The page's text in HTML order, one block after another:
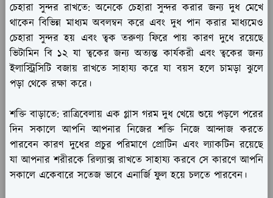
চেহারা সুন্দর রাখতে: অনেকে চেহারা সুন্দর করার জন্য দুধ মেখে
থাকেন বিভিন্ন মাধ্যম অবলম্বন করে এবং দুধ পান করার মাধ্যমেও
চেহারা সুন্দর হয় এবং ত্বক তরুণ্য ফিরে পায় কারণ দুধে রয়েছে
ভিটামিন বি ১২ যা ত্বকের জন্য অত্যন্ত কার্যকরী এবং ত্বকের জন্য
ইলাস্ট্রিসিটি বজায় রাখতে সাহায্য করে যা বয়স হলে চামড়া ঝুলে
পড়া থেকে রক্ষা করে।
শক্তি বাড়াতে: রাত্রিবেলায় এক গ্লাস গরম দুধ খেয়ে শুয়ে পড়লে পরের
দিন সকালে আপনি আপনার নিজের শক্তি নিজে আন্দাজ করতে
পারবেন কারণ দুধের প্রচুর পরিমাণে প্রোটিন এবং ল্যাকটিন রয়েছে
যা আপনার শরীরকে রিল্যাক্স রাখতে সাহায্য করবে সে কারণে আপনি
সকালে একেবারে সতেজ ভাবে এনার্জি ফুল হয়ে চলতে পারবেন।